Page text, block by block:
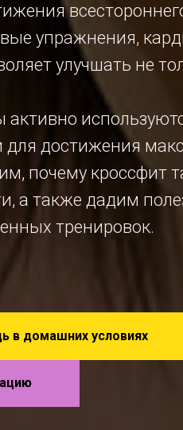
упражнения,
улучшать не
достижения
почему кроссфит
а также дадим
тренировок.
в домашних условиях